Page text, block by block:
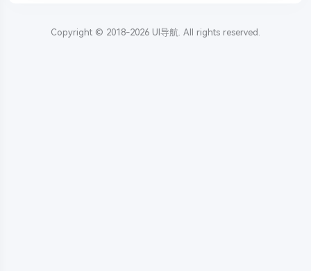
Copyright © 2018-2026 UI导航. All rights reserved.